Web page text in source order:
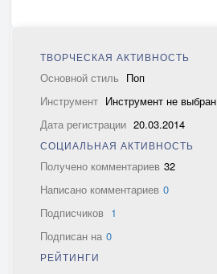
ТВОРЧЕСКАЯ АКТИВНОСТЬ
Основной стиль Поп
Инструмент Инструмент не выбран
Дата регистрации 20.03.2014
СОЦИАЛЬНАЯ АКТИВНОСТЬ
Получено комментариев 32
Написано комментариев 0
Подписчиков 1
Подписан на 0
РЕЙТИНГИ